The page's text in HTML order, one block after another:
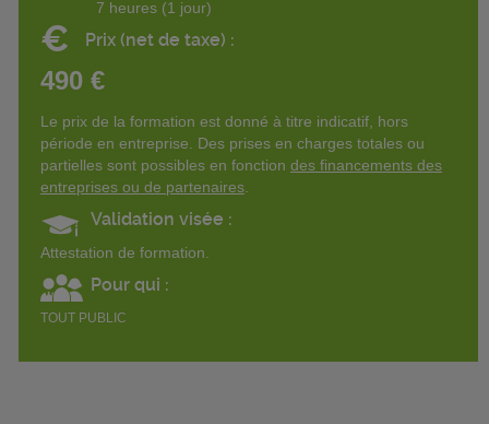
7 heures (1 jour)
€ Prix (net de taxe) :
490 €
Le prix de la formation est donné à titre indicatif, hors
période en entreprise. Des prises en charges totales ou
partielles sont possibles en fonction des financements des
entreprises ou de partenaires
Validation visée :
Attestation de formation.
Pour qui :
TOUT PUBLIC